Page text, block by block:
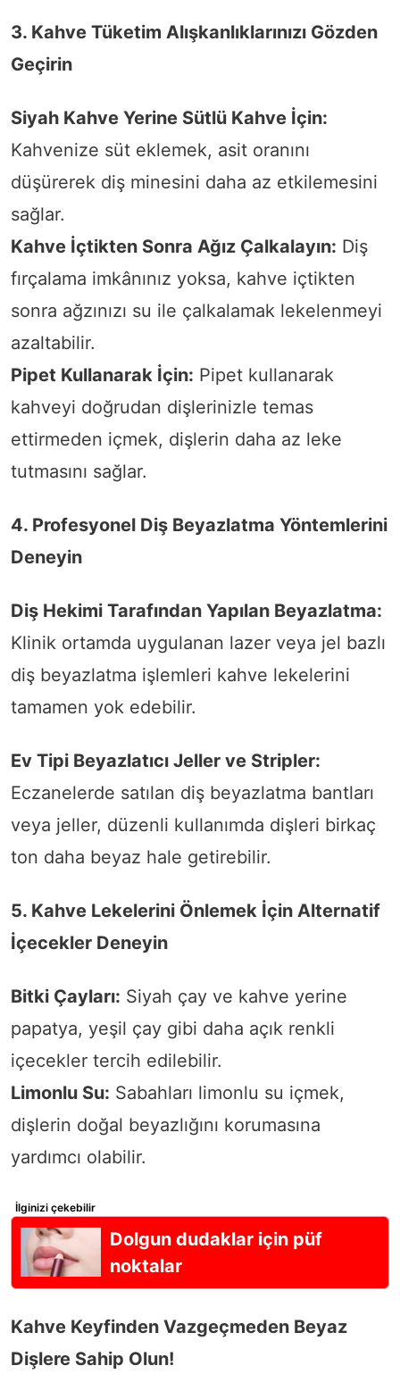
3. Kahve Tüketim Alışkanlıklarınızı Gözden
Geçirin
Siyah Kahve Yerine Sütlü Kahve İçin:
Kahvenize süt eklemek, asit oranını
düşürerek diş minesini daha az etkilemesini
sağlar.
Kahve İçtikten Sonra Ağız Çalkalayın: Diş
fırçalama imkânınız yoksa, kahve içtikten
sonra ağzınızı su ile çalkalamak lekelenmeyi
azaltabilir.
Pipet Kullanarak İçin: Pipet kullanarak
kahveyi doğrudan dişlerinizle temas
ettirmeden içmek, dişlerin daha az leke
tutmasını sağlar.
4. Profesyonel Diş Beyazlatma Yöntemlerini
Deneyin
Diş Hekimi Tarafından Yapılan Beyazlatma:
Klinik ortamda uygulanan lazer veya jel bazlı
diş beyazlatma işlemleri kahve lekelerini
tamamen yok edebilir.
Ev Tipi Beyazlatıcı Jeller ve Stripler:
Eczanelerde satılan diş beyazlatma bantları
veya jeller, düzenli kullanımda dişleri birkaç
ton daha beyaz hale getirebilir.
5. Kahve Lekelerini Önlemek İçin Alternatif
İçecekler Deneyin
Bitki Çayları: Siyah çay ve kahve yerine
papatya, yeşil çay gibi daha açık renkli
içecekler tercih edilebilir.
Limonlu Su: Sabahları limonlu su içmek,
dişlerin doğal beyazlığını korumasına
yardımcı olabilir.
İlginizi çekebilir
Dolgun dudaklar için püf
noktalar
Kahve Keyfinden Vazgeçmeden Beyaz
Dişlere Sahip Olun!